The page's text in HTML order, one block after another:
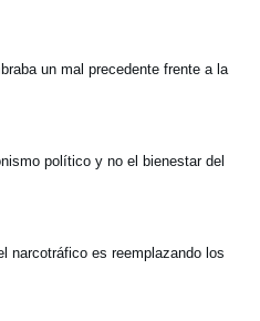
un mal precedente frente a la
político y no el bienestar del
narcotráfico es reemplazando los